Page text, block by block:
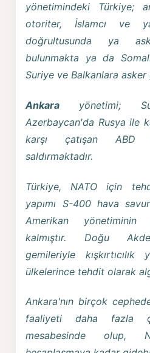
yönetimindeki Türkiye;
otoriter, İslamcı ve
doğrultusunda ya
bulunmakta ya da
Suriye ve Balkanlara
Ankara yönetimi;
Azerbaycan'da Rusya ile
karşı çatışan ABD
saldırmaktadır.
Türkiye, NATO için
yapımı S-400 hava
Amerikan yönetiminin
kalmıştır. Doğu
gemileriyle kışkırtıcılık
ülkelerince tehdit olarak
Ankara'nın birçok
faaliyeti daha fazla
mesabesinde olup,